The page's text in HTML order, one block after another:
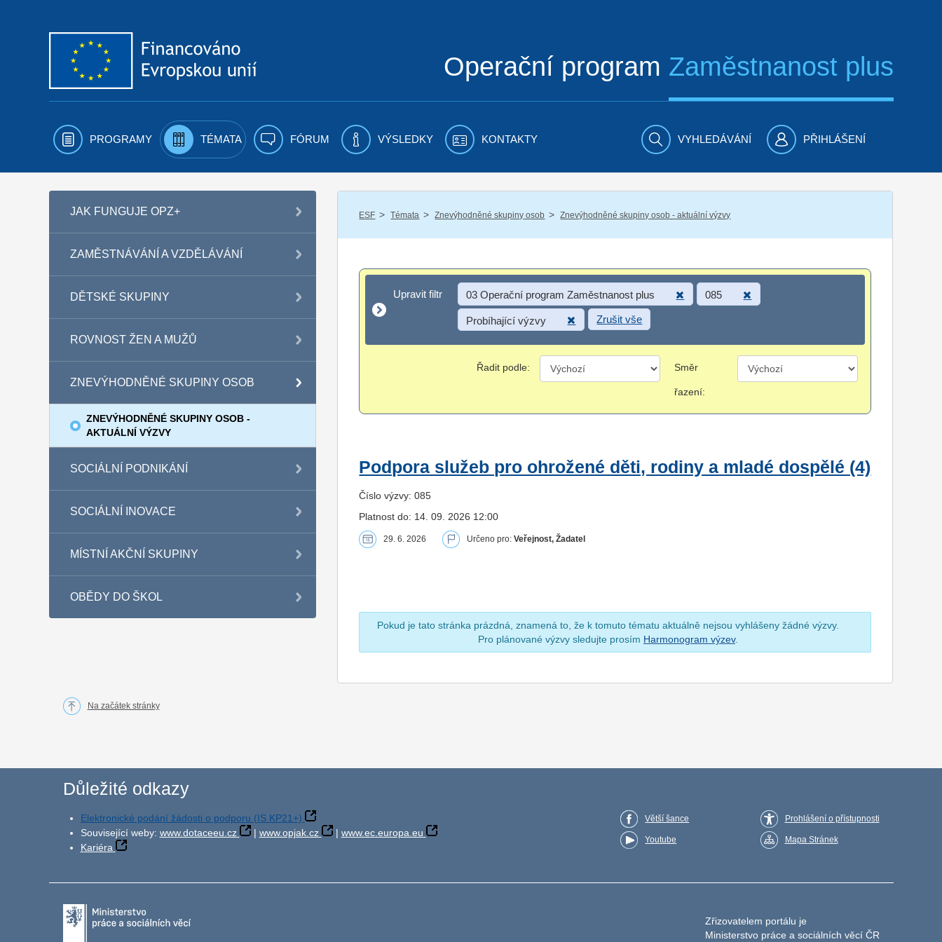
Operační program Zaměstnanost plus
PROGRAMY TÉMATA FÓRUM VÝSLEDKY KONTAKTY VYHLEDÁVÁNÍ PŘIHLÁŠENÍ
JAK FUNGUJE OPZ+
ZAMĚSTNÁVÁNÍ A VZDĚLÁVÁNÍ
DĚTSKÉ SKUPINY
ROVNOST ŽEN A MUŽŮ
ZNEVÝHODNĚNÉ SKUPINY OSOB
ZNEVÝHODNĚNÉ SKUPINY OSOB -
AKTUÁLNÍ VÝZVY
SOCIÁLNÍ PODNIKÁNÍ
SOCIÁLNÍ INOVACE
MÍSTNÍ AKČNÍ SKUPINY
OBĚDY DO ŠKOL
ESF / Témata / Znevýhodněné skupiny osob / Znevýhodněné skupiny osob - aktuální výzvy
Upravit filtr
Upravit filtr 03 Operační program Zaměstnanost plus 085
Probíhající výzvy Zrušit vše
Řadit podle: Směr
řazení:
Podpora služeb pro ohrožené děti, rodiny a mladé dospělé (4)
Číslo výzvy: 085
Platnost do: 14. 09. 2026 12:00
29. 6. 2026 Určeno pro:Veřejnost, Žadatel
Pokud je tato stránka prázdná, znamená to, že k tomuto tématu aktuálně nejsou vyhlášeny žádné výzvy.
Pro plánované výzvy sledujte prosím Harmonogram výzev.
Na začátek stránky
Důležité odkazy
Elektronické podání žádosti o podporu (IS KP21+)
Související weby: www.dotaceeu.cz | www.opjak.cz | www.ec.europa.eu
Kariéra
Větší šance
Youtube
Prohlášení o přístupnosti
Mapa Stránek
Zřizovatelem portálu je
Ministerstvo práce a sociálních věcí ČR